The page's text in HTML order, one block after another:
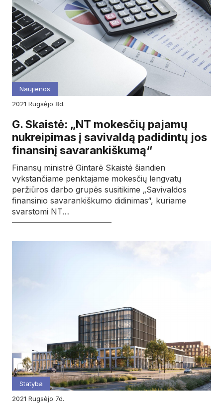
Naujienos
2021
rugsėjo 8d.
G. Skaistė: „NT mokesčių pajamų
nukreipimas į savivaldą padidintų jos
finansinį savarankiškumą“
Finansų ministrė Gintarė Skaistė šiandien
vykstančiame penktajame mokesčių lengvatų
peržiūros darbo grupės susitikime „Savivaldos
finansinio savarankiškumo didinimas“, kuriame
svarstomi NT…
Statyba
2021
rugsėjo 7d.